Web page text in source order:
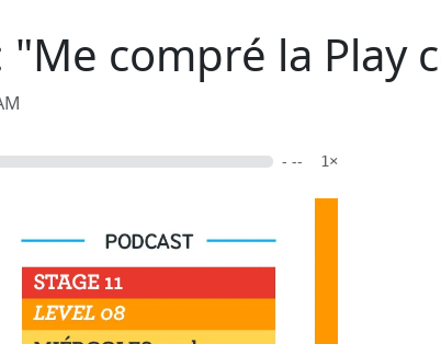
"Me compré la Play
- -- 1×